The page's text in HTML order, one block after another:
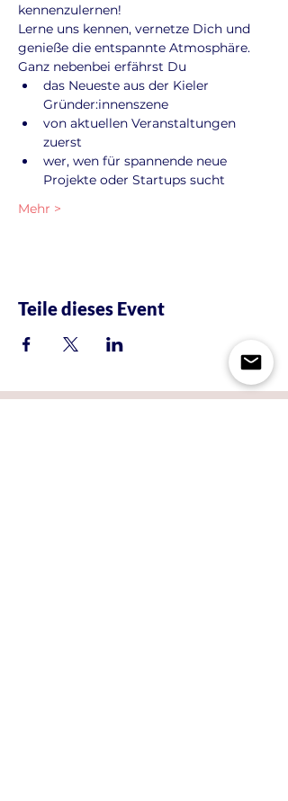
kennenzulernen!
Lerne uns kennen, vernetze Dich und
genieße die entspannte Atmosphäre.
Ganz nebenbei erfährst Du
das Neueste aus der Kieler
Gründer:innenszene
von aktuellen Veranstaltungen
zuerst
wer, wen für spannende neue
Projekte oder Startups sucht
Mehr >
Teile dieses Event